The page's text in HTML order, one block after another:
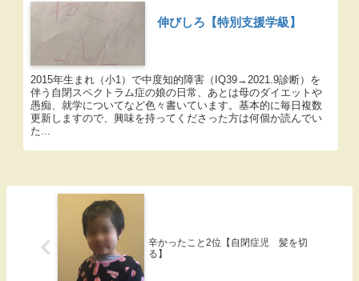
伸びしろ【特別支援学級】
2015年生まれ（小1）で中度知的障害（IQ39→2021.9診断）を
伴う自閉スペクトラム症の娘の日常、あとは母のダイエットや
愚痴、就学についてなど色々書いています。基本的に毎日複数
更新しますので、興味を持ってくださった方は何個か読んでい
た...
辛かったこと2位【自閉症児 髪を切
る】